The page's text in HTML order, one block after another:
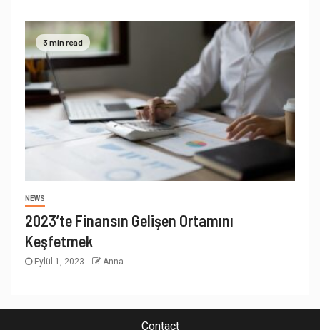
3 min read
NEWS
2023’te Finansın Gelişen Ortamını
Keşfetmek
Eylül 1, 2023 Anna
Contact